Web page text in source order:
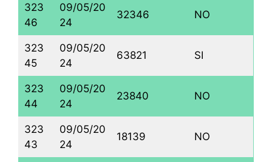
323
46
09/05/20
24
32346 NO
323
45
09/05/20
24
63821 SI
323
44
09/05/20
24
23840 NO
323
43
09/05/20
24
18139 NO